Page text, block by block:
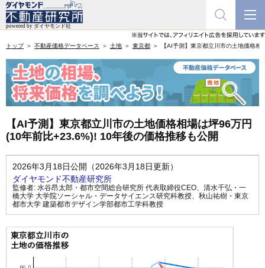
トップ 不動産価格データベース 土地 東京都 【AI予測】東京都立川市の土地価格
【AI予測】東京都立川市の土地価格相場は坪96万円
(10年前比+23.6%)! 10年後の価格推移も公開
2026年3月18日公開（2026年3月18日更新）
ダイヤモンド不動産研究所
監修者: 水谷昂太郎・都市空間総合研究所 代表取締役CEO、 清水千弘・一
橋大学 大学院ソーシャル・データサイエンス研究科教授、 秋山祐樹・東京
都市大学 建築都市デザイン学部都市工学科教授